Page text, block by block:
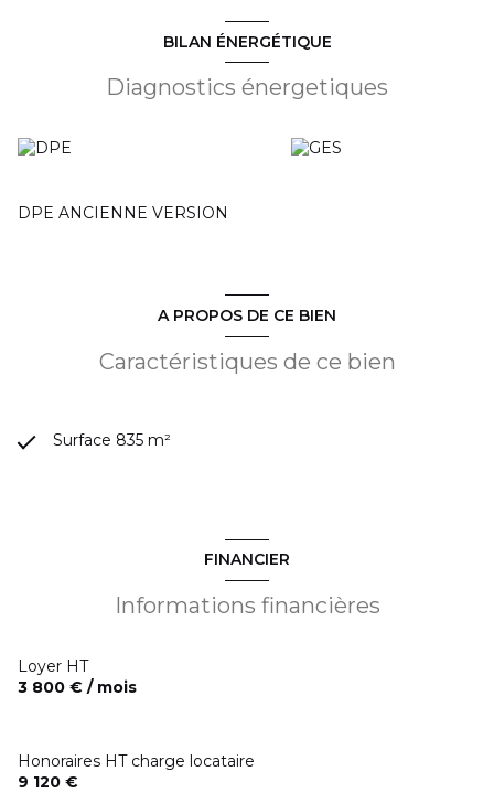
complète la partie entrepôt.
La partie bureau est composée d’un espace de réception
de 15m² environ, de 3 bureaux fonctionnels de 11 à 16m²,
équipés de placards de rangement et de volets manuels.
et l’atelier, accompagné d’une réserve de 12m² environ. Un
local social de 23m² pour les pauses et déjeuner, une
douche de 13m² environ.
Bail commercial à créer. Loyer mensuel de 3 800 € HT/HC.
l’état des lieux en sus. Libre immédiatement.
BILAN ÉNERGÉTIQUE
Diagnostics énergetiques
DPE ANCIENNE VERSION
A PROPOS DE CE BIEN
Caractéristiques de ce bien
Surface 835 m²
FINANCIER
Informations financières
Loyer HT
3 800 € / mois
Honoraires HT charge locataire
9 120 €